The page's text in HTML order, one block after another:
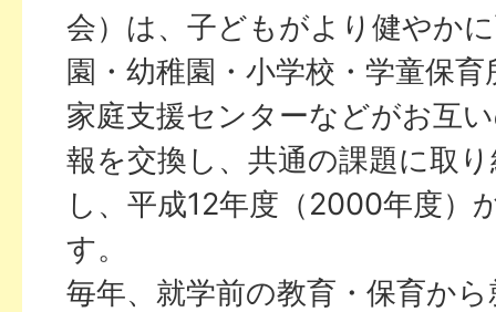
会）は、子どもがより健やか
園・幼稚園・小学校・学童保
家庭支援センターなどがお互
報を交換し、共通の課題に取
し、平成12年度（2000年度）
す。
毎年、就学前の教育・保育か